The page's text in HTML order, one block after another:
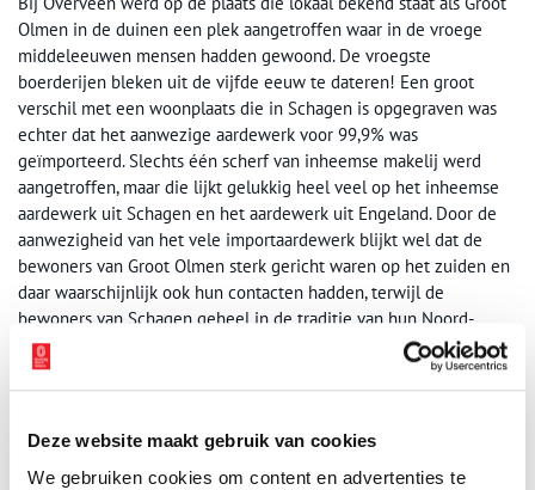
Deze website maakt gebruik van cookies
We gebruiken cookies om content en advertenties te
Olmen in de duinen een plek aangetroffen waar in de vroege
middeleeuwen mensen hadden gewoond. De vroegste
boerderijen bleken uit de vijfde eeuw te dateren! Een groot
verschil met een woonplaats die in Schagen is opgegraven was
echter dat het aanwezige aardewerk voor 99,9% was
geïmporteerd. Slechts één scherf van inheemse makelij werd
aangetroffen, maar die lijkt gelukkig heel veel op het inheemse
aardewerk uit Schagen en het aardewerk uit Engeland. Door de
aanwezigheid van het vele importaardewerk blijkt wel dat de
bewoners van Groot Olmen sterk gericht waren op het zuiden en
daar waarschijnlijk ook hun contacten hadden, terwijl de
bewoners van Schagen geheel in de traditie van hun Noord-
Duitse herkomst leefden.
Tekst:Frans Diederik
Publicatiedatum: 06/10/2011